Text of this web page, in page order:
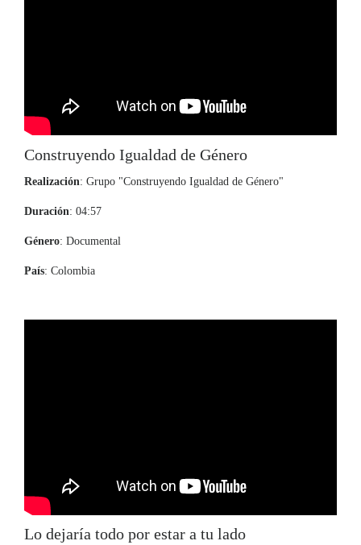
Construyendo Igualdad de Género
Realización: Grupo "Construyendo Igualdad de Género"
Duración: 04:57
Género: Documental
País: Colombia
Lo dejaría todo por estar a tu lado